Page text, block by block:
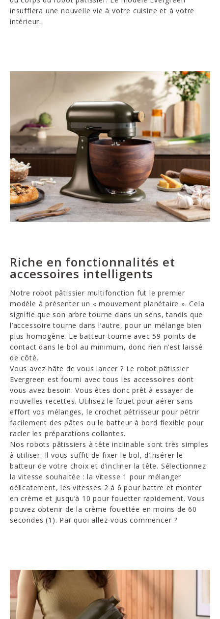
insufflera une nouvelle vie à votre cuisine et à votre
intérieur.
Riche en fonctionnalités et
accessoires intelligents
Notre robot pâtissier multifonction fut le premier
modèle à présenter un « mouvement planétaire ». Cela
signifie que son arbre tourne dans un sens, tandis que
l’accessoire tourne dans l’autre, pour un mélange bien
plus homogène. Le batteur tourne avec 59 points de
contact dans le bol au minimum, donc rien n’est laissé
de côté.
Vous avez hâte de vous lancer ? Le robot pâtissier
Evergreen est fourni avec tous les accessoires dont
vous avez besoin. Vous êtes donc prêt à essayer de
nouvelles recettes. Utilisez le fouet pour aérer sans
effort vos mélanges, le crochet pétrisseur pour pétrir
facilement des pâtes ou le batteur à bord flexible pour
racler les préparations collantes.
Nos robots pâtissiers à tête inclinable sont très simples
à utiliser. Il vous suffit de fixer le bol, d’insérer le
batteur de votre choix et d’incliner la tête. Sélectionnez
la vitesse souhaitée : la vitesse 1 pour mélanger
délicatement, les vitesses 2 à 6 pour battre et monter
en crème et jusqu’à 10 pour fouetter rapidement. Vous
pouvez obtenir de la crème fouettée en moins de 60
secondes (1). Par quoi allez-vous commencer ?